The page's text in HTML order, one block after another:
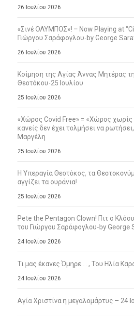
26 Ιουλίου 2026
«Σινέ ΟΛΥΜΠΟΣ»! – Now Playing at
Γιώργου Σαράφογλου-by George
26 Ιουλίου 2026
Κοίμηση της Αγίας Άννας Μητέρας
Θεοτόκου-25 Ιουλίου
25 Ιουλίου 2026
«Χώρος Covid Free» = «Χώρος χωρίς
κανείς δεν έχει τολμήσει να
Μαργέλη
25 Ιουλίου 2026
Η Υπεραγία Θεοτόκος, τα
αγγίζει τα ουράνια!
25 Ιουλίου 2026
Pete the Pentagon Clown! Πιτ ο
του Γιώργου Σαράφογλου-by George
24 Ιουλίου 2026
Τι μας έκανες Όμηρε … , Του Ηλία
24 Ιουλίου 2026
Αγία Χριστίνα η μεγαλομάρτυς – 24